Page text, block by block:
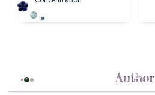
Author